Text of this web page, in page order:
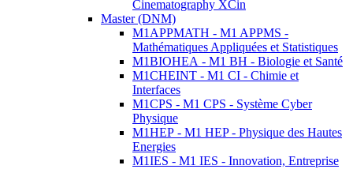
Cinematography XCin
Master (DNM)
M1APPMATH - M1 APPMS -
Mathématiques Appliquées et Statistiques
M1BIOHEA - M1 BH - Biologie et Santé
M1CHEINT - M1 CI - Chimie et
Interfaces
M1CPS - M1 CPS - Système Cyber
Physique
M1HEP - M1 HEP - Physique des Hautes
Energies
M1IES - M1 IES - Innovation, Entreprise